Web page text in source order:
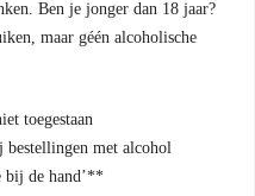
Ben je jonger dan 18 jaar?
maar géén alcoholische
toegestaan
met alcohol
bij de hand’**
dranken voert de bezorger